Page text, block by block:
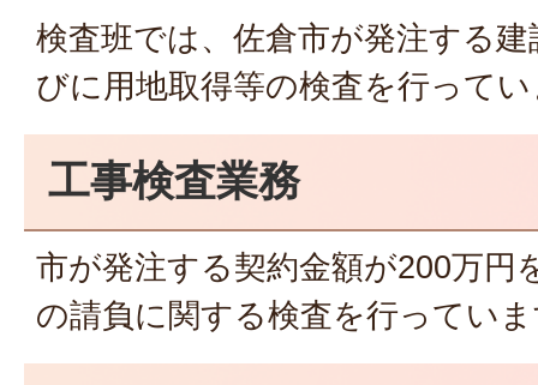
検査班では、佐倉市が発注する
びに用地取得等の検査を行って
工事検査業務
市が発注する契約金額が200万円
の請負に関する検査を行ってい